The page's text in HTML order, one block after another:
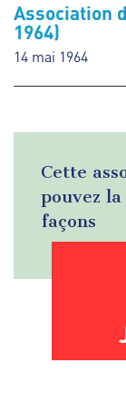
Association
1964)
14 mai 1964
Cette
pouvez
façons